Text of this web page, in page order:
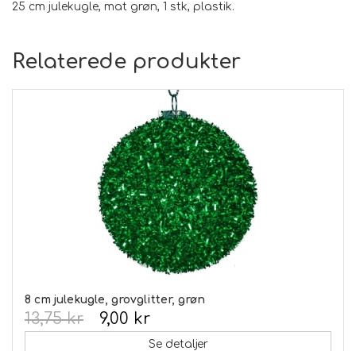
25 cm julekugle, mat grøn, 1 stk, plastik.
Relaterede produkter
8 cm julekugle, grovglitter, grøn
9,00 kr
13,75 kr
Se detaljer